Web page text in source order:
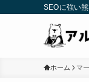
SEOに強い
ホーム マ